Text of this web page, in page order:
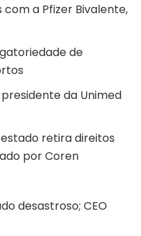
com a Pfizer Bivalente,
de
da Unimed
estado retira direitos
por Coren
desastroso; CEO